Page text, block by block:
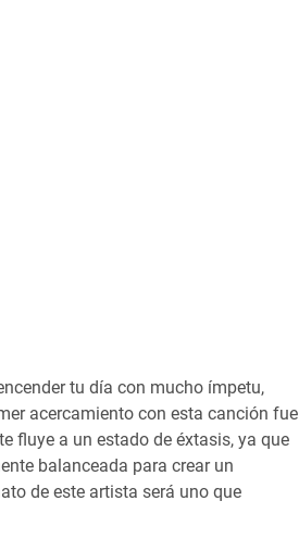
tu día con mucho ímpetu,
acercamiento con esta canción fue
fluye a un estado de éxtasis, ya que
balanceada para crear un
de este artista será uno que